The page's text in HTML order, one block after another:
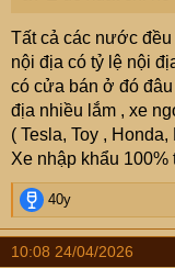
Tất cả các nước
nội địa có tỷ lệ nội
có cửa bán ở đó
địa nhiều lắm , xe
( Tesla, Toy , Honda,
Xe nhập khẩu
R
e
a
c
40y
10:08 24/04/2026